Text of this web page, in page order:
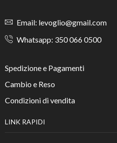
Email: levoglio@gmail.com
Whatsapp: 350 066 0500
Spedizione e Pagamenti
Cambio e Reso
Condizioni di vendita
LINK RAPIDI